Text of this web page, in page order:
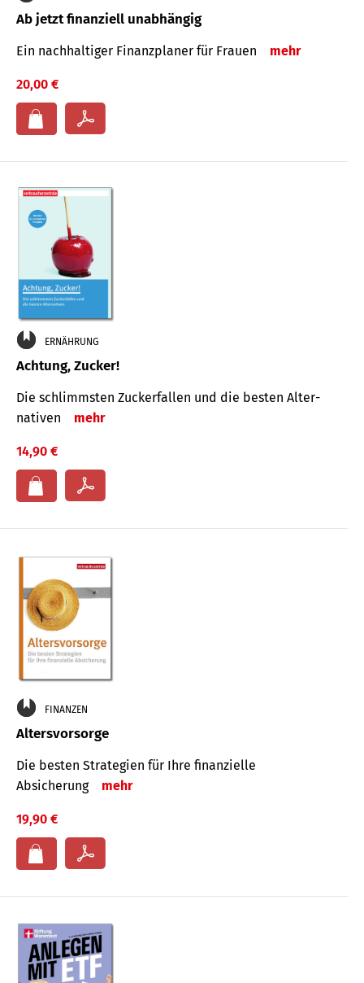
Ab jetzt finanziell unabhängig
Ein nachhaltiger Finanzplaner für Frauen mehr
20,00 €
ERNÄHRUNG
Achtung, Zucker!
Die schlimmsten Zucker­fallen und die besten Alter­
nativen
mehr
14,90 €
FINANZEN
Altersvorsorge
Die besten Strategien für Ihre finanzielle
Absicherung
mehr
19,90 €